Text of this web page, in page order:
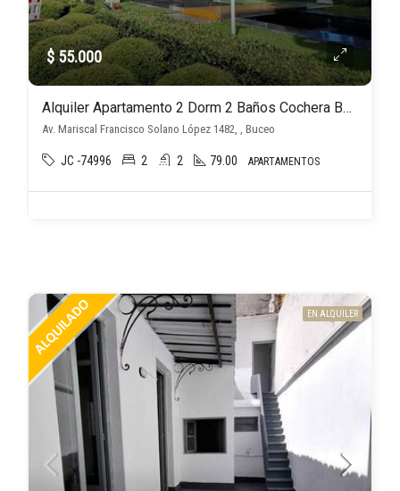
$ 55.000
Alquiler Apartamento 2 Dorm 2 Baños Cochera Box Amenities, Buceo
Av. Mariscal Francisco Solano López 1482, , Buceo
JC -74996 2 2 79.00 APARTAMENTOS
EN ALQUILER